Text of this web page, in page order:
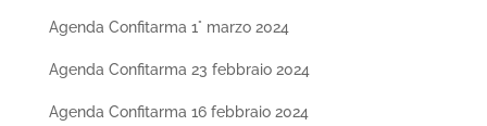
Agenda Confitarma 1° marzo 2024
Agenda Confitarma 23 febbraio 2024
Agenda Confitarma 16 febbraio 2024